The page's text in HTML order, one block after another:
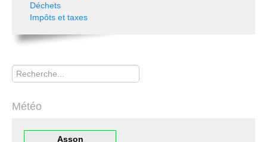
Déchets
Impôts et taxes
Rechercher
Météo
Asson